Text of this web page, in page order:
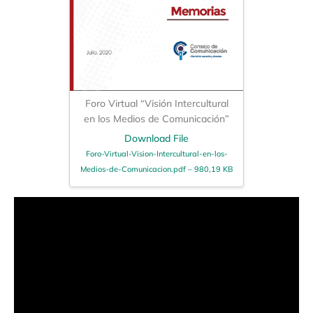
Foro Virtual “Visión Intercultural
en los Medios de Comunicación”
Download File
Foro-Virtual-Vision-Intercultural-en-los-
Medios-de-Comunicacion.pdf – 980,19 KB